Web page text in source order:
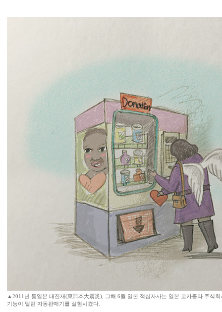
▲2011년 동일본 대진재(東日本大震災), 그해 6월 일본 적십자사는 일본 코카콜라 주식
기능이 딸린 자동판매기를 실현시켰다.